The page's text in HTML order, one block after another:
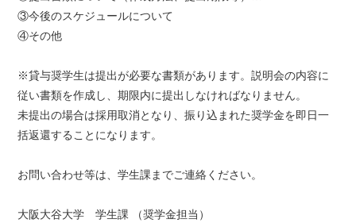
③今後のスケジュールについて
④その他
※貸与奨学生は提出が必要な書類があります。説明会の内容に
従い書類を作成し、期限内に提出しなければなりません。
未提出の場合は採用取消となり、振り込まれた奨学金を即日一
括返還することになります。
お問い合わせ等は、学生課までご連絡ください。
大阪大谷大学 学生課 （奨学金担当）